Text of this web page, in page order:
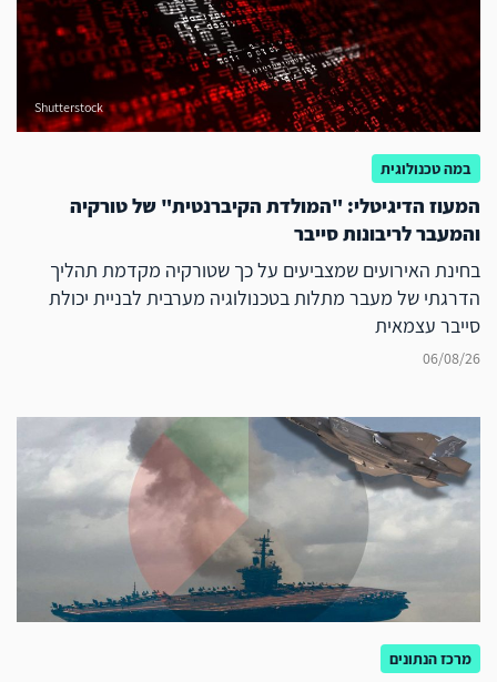
Shutterstock
במה טכנולוגית
המעוז הדיגיטלי: "המולדת הקיברנטית" של טורקיה
והמעבר לריבונות סייבר
בחינת האירועים שמצביעים על כך שטורקיה מקדמת תהליך
הדרגתי של מעבר מתלות בטכנולוגיה מערבית לבניית יכולת
סייבר עצמאית
06/08/26
מרכז הנתונים